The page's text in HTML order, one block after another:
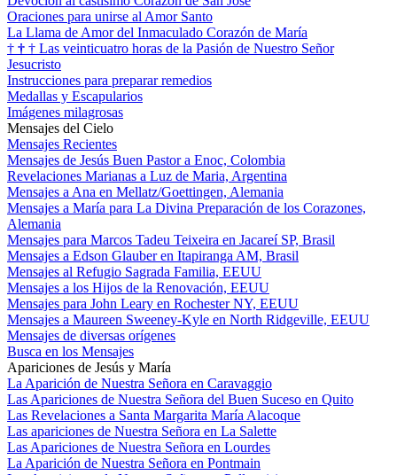
Oraciones para unirse al Amor Santo
La Llama de Amor del Inmaculado Corazón de María
† † † Las veinticuatro horas de la Pasión de Nuestro Señor
Jesucristo
Instrucciones para preparar remedios
Medallas y Escapularios
Imágenes milagrosas
Mensajes del Cielo
Mensajes Recientes
Mensajes de Jesús Buen Pastor a Enoc, Colombia
Revelaciones Marianas a Luz de Maria, Argentina
Mensajes a Ana en Mellatz/Goettingen, Alemania
Mensajes a María para La Divina Preparación de los Corazones,
Alemania
Mensajes para Marcos Tadeu Teixeira en Jacareí SP, Brasil
Mensajes a Edson Glauber en Itapiranga AM, Brasil
Mensajes al Refugio Sagrada Familia, EEUU
Mensajes a los Hijos de la Renovación, EEUU
Mensajes para John Leary en Rochester NY, EEUU
Mensajes a Maureen Sweeney-Kyle en North Ridgeville, EEUU
Mensajes de diversas orígenes
Busca en los Mensajes
Apariciones de Jesús y María
La Aparición de Nuestra Señora en Caravaggio
Las Apariciones de Nuestra Señora del Buen Suceso en Quito
Las Revelaciones a Santa Margarita María Alacoque
Las apariciones de Nuestra Señora en La Salette
Las Apariciones de Nuestra Señora en Lourdes
La Aparición de Nuestra Señora en Pontmain